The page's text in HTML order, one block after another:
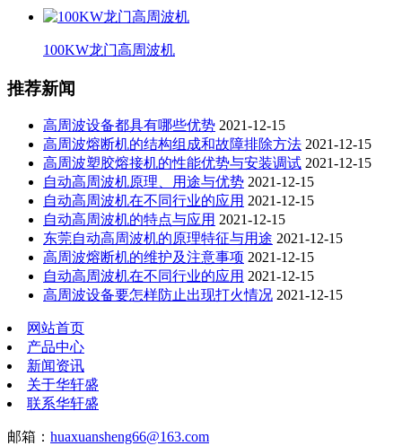
100KW龙门高周波机
推荐新闻
高周波设备都具有哪些优势 2021-12-15
高周波熔断机的结构组成和故障排除方法 2021-12-15
高周波塑胶熔接机的性能优势与安装调试 2021-12-15
自动高周波机原理、用途与优势 2021-12-15
自动高周波机在不同行业的应用 2021-12-15
自动高周波机的特点与应用 2021-12-15
东莞自动高周波机的原理特征与用途 2021-12-15
高周波熔断机的维护及注意事项 2021-12-15
自动高周波机在不同行业的应用 2021-12-15
高周波设备要怎样防止出现打火情况 2021-12-15
网站首页
产品中心
新闻资讯
关于华轩盛
联系华轩盛
邮箱： huaxuansheng66@163.com